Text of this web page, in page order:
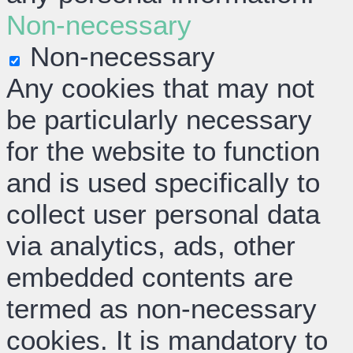
Non-necessary
Non-necessary
Any cookies that may not
be particularly necessary
for the website to function
and is used specifically to
collect user personal data
via analytics, ads, other
embedded contents are
termed as non-necessary
cookies. It is mandatory to